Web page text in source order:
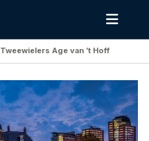
Tweewielers Age van ’t Hoff